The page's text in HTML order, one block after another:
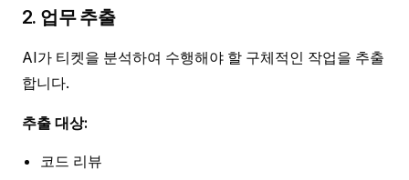
2. 업무 추출
AI가 티켓을 분석하여 수행해야 할 구체적인 작업을 추출
합니다.
추출 대상:
코드 리뷰